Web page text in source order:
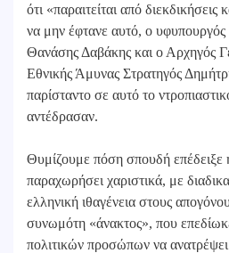
ότι «παραιτείται από διεκδικήσεις
να μην έφτανε αυτό, ο
Θανάσης Δαβάκης και ο Αρχηγός
Εθνικής Άμυνας Στρατηγός
παρίσταντο σε αυτό το
αντέδρασαν.
Θυμίζουμε πόση σπουδή
παραχωρήσει χαριστικά, με
ελληνική ιθαγένεια στους
συνωμότη «άνακτος», που
πολιτικών προσώπων να